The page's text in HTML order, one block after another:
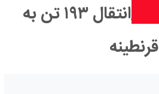
کشور بررسی شد/انتقال ۱۹۳ تن به
قرنطینه